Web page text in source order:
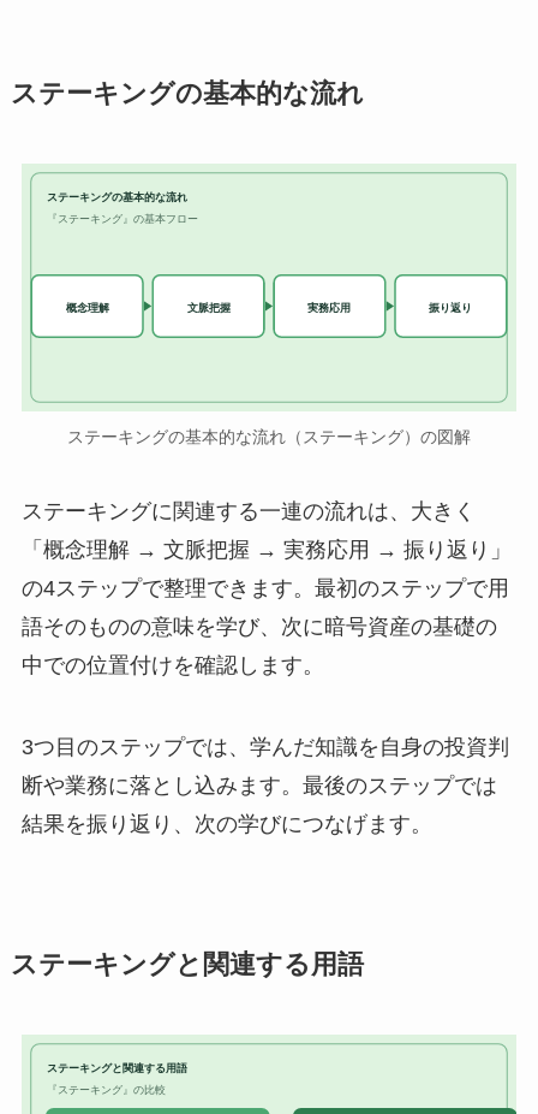
ステーキングの基本的な流れ
ステーキングの基本的な流れ
『ステーキング』の基本フロー
概念理解 文脈把握 実務応用 振り返り
ステーキングの基本的な流れ（ステーキング）の図解
ステーキングに関連する一連の流れは、大きく
「概念理解 → 文脈把握 → 実務応用 → 振り返り」
の4ステップで整理できます。最初のステップで用
語そのものの意味を学び、次に暗号資産の基礎の
中での位置付けを確認します。
3つ目のステップでは、学んだ知識を自身の投資判
断や業務に落とし込みます。最後のステップでは
結果を振り返り、次の学びにつなげます。
ステーキングと関連する用語
ステーキングと関連する用語
『ステーキング』の比較